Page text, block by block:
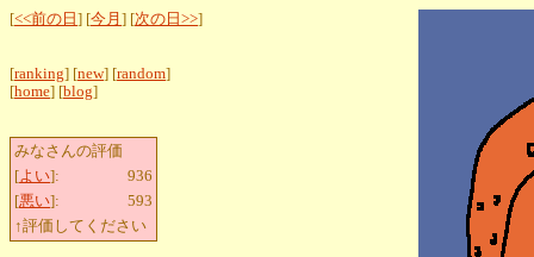
[<<前の日 ] [今月 ] [次の日>>]
[ranking] [new] [random]
[home] [blog]
みなさんの評価
[よい]:
936
[悪い]:
593
↑評価してください